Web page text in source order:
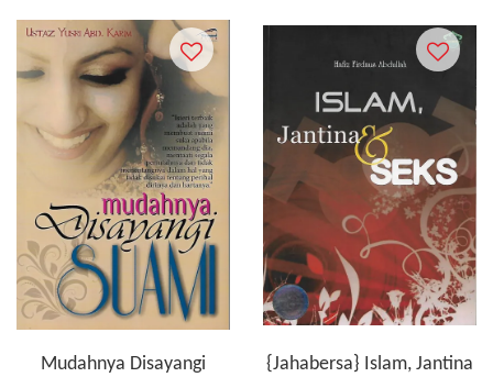
Mudahnya Disayangi
{Jahabersa} Islam, Jantina